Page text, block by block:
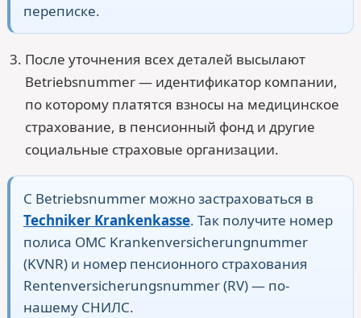
переписке.
После уточнения всех деталей высылают
Betriebsnummer — идентификатор компании,
по которому платятся взносы на медицинское
страхование, в пенсионный фонд и другие
социальные страховые организации.
С Betriebsnummer можно застраховаться в
Techniker Krankenkasse. Так получите номер
полиса ОМС Krankenversicherungnummer
(KVNR) и номер пенсионного страхования
Rentenversicherungsnummer (RV) — по-
нашему СНИЛС.